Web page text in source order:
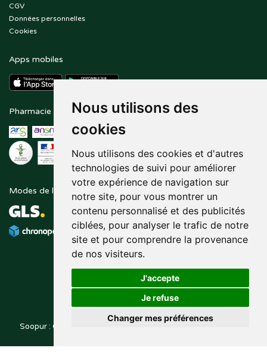
Nous utilisons des
cookies
Nous utilisons des cookies et d'autres
technologies de suivi pour améliorer
votre expérience de navigation sur
notre site, pour vous montrer un
contenu personnalisé et des publicités
ciblées, pour analyser le trafic de notre
site et pour comprendre la provenance
de nos visiteurs.
J'accepte
Je refuse
Changer mes préférences
CGV
Données personnelles
Cookies
Apps mobiles
Pharmacie en ligne agréée Paiement sécurisé
Modes de livraison Suivez-nous sur
Soopur : Cosmétiques, soin de la peau, maquillage, toutes vos